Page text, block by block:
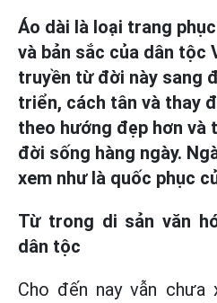
Áo dài là loại trang
và bản sắc của dân tộc
truyền từ đời này sang
triển, cách tân và thay
theo hướng đẹp hơn và
đời sống hàng ngày.
xem như là quốc phục
Từ trong di sản văn
dân tộc
Cho đến nay vẫn